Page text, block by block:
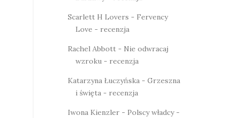
Scarlett H Lovers - Fervency
Love - recenzja
Rachel Abbott - Nie odwracaj
wzroku - recenzja
Katarzyna Łuczyńska - Grzeszna
i święta - recenzja
Iwona Kienzler - Polscy władcy -